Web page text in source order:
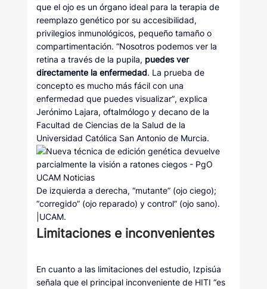
que el ojo es un órgano ideal para la terapia de
reemplazo genético por su accesibilidad,
privilegios inmunológicos, pequeño tamaño o
compartimentación. “Nosotros podemos ver la
retina a través de la pupila, puedes ver
directamente la enfermedad. La prueba de
concepto es mucho más fácil con una
enfermedad que puedes visualizar”, explica
Jerónimo Lajara, oftalmólogo y decano de la
Facultad de Ciencias de la Salud de la
Universidad Católica San Antonio de Murcia.
De izquierda a derecha, “mutante” (ojo ciego);
“corregido” (ojo reparado) y control” (ojo sano).
|UCAM.
Limitaciones e inconvenientes
En cuanto a las limitaciones del estudio, Izpisúa
señala que el principal inconveniente de HITI “es